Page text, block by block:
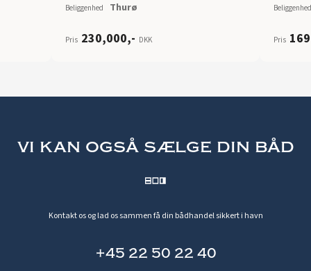
Beliggenhed Thurø
Pris 230,000,- DKK
Beliggenhed
Pris
vi kan også sælge din båd
Kontakt os og lad os sammen få din bådhandel sikkert i havn
+45 22 50 22 40